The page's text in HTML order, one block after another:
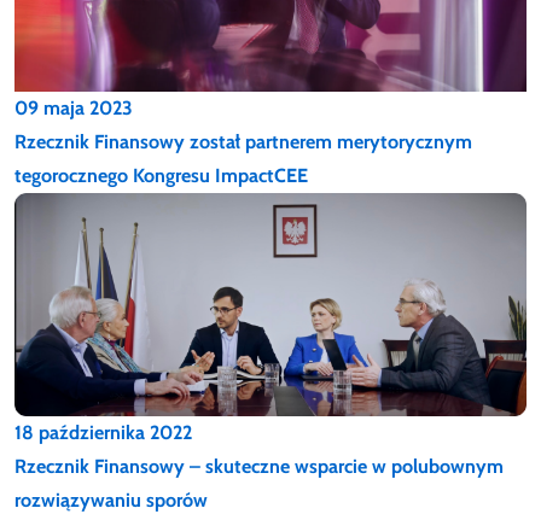
09 maja 2023
Rzecznik Finansowy został partnerem merytorycznym
tegorocznego Kongresu ImpactCEE
18 października 2022
Rzecznik Finansowy – skuteczne wsparcie w polubownym
rozwiązywaniu sporów